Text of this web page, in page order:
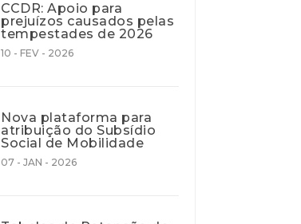
CCDR: Apoio para
prejuízos causados pelas
tempestades de 2026
10 - FEV - 2026
Nova plataforma para
atribuição do Subsídio
Social de Mobilidade
07 - JAN - 2026